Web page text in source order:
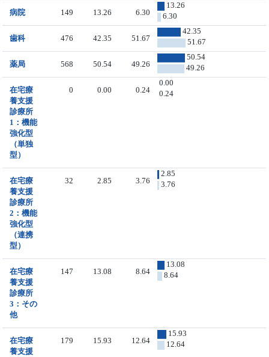
病院 149 13.26 6.30
13.26
6.30
歯科 476 42.35 51.67
42.35
51.67
薬局 568 50.54 49.26
50.54
49.26
在宅療
養支援
診療所
1：機能
強化型
（単独
型）
0 0.00 0.24
0.00
0.24
在宅療
養支援
診療所
2：機能
強化型
（連携
型）
32 2.85 3.76
2.85
3.76
在宅療
養支援
診療所
3：その
他
147 13.08 8.64
13.08
8.64
在宅療
養支援
179 15.93 12.64
15.93
12.64